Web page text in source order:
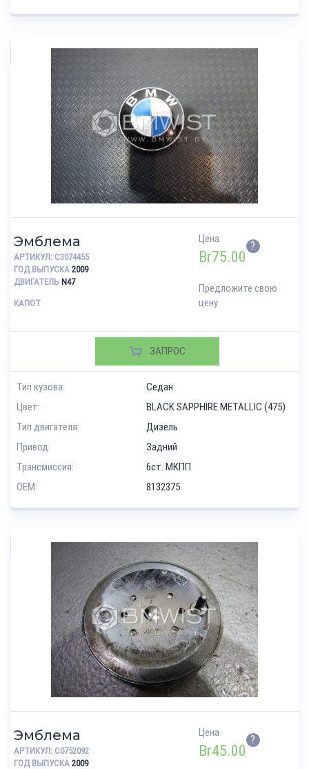
Эмблема
АРТИКУЛ: C3074455
ГОД ВЫПУСКА 2009
ДВИГАТЕЛЬ N47
КАПОТ
Цена
Br75.00
?
Предложите свою
цену
ЗАПРОС
Тип кузова:
Седан
Цвет:
BLACK SAPPHIRE METALLIC (475)
Тип двигателя:
Дизель
Привод:
Задний
Трансмиссия:
6ст. МКПП
OEM:
8132375
Эмблема
АРТИКУЛ: C0752092
ГОД ВЫПУСКА 2009
Цена
Br45.00
?